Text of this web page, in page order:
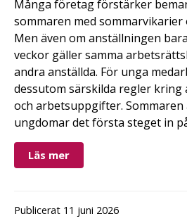
Många företag förstärker
sommaren med
Men även om anställningen
veckor gäller samma
andra anställda. För unga
dessutom särskilda regler
och arbetsuppgifter.
ungdomar det första steget in
Läs mer
Publicerat 11 juni 2026